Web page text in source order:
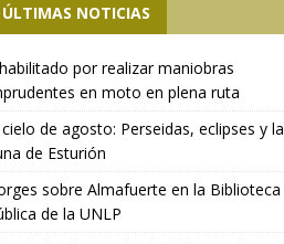
ÚLTIMAS NOTICIAS
por realizar maniobras
en moto en plena ruta
cielo de agosto: Perseidas, eclipses y la
de Esturión
sobre Almafuerte en la Biblioteca
de la UNLP